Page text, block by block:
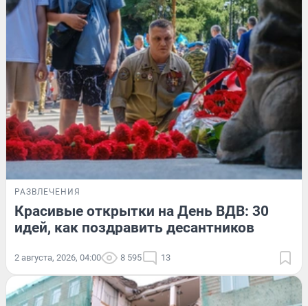
РАЗВЛЕЧЕНИЯ
Красивые открытки на День ВДВ: 30
идей, как поздравить десантников
2 августа, 2026, 04:00 8 595 13